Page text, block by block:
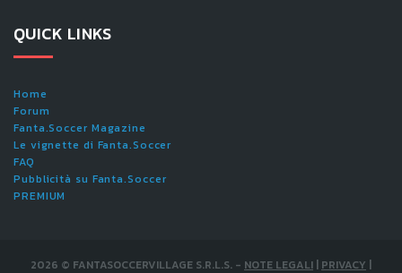
QUICK LINKS
Home
Forum
Fanta.Soccer Magazine
Le vignette di Fanta.Soccer
FAQ
Pubblicità su Fanta.Soccer
PREMIUM
2026 © FANTASOCCERVILLAGE S.R.L.S. - NOTE LEGALI | PRIVACY |